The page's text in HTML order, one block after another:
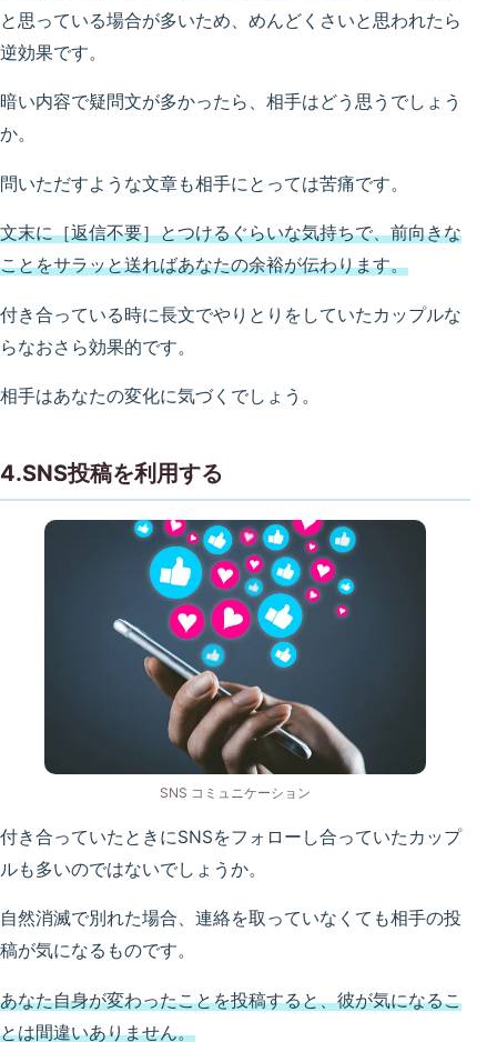
と思っている場合が多いため、めんどくさいと思われたら
逆効果です。
暗い内容で疑問文が多かったら、相手はどう思うでしょう
か。
問いただすような文章も相手にとっては苦痛です。
文末に［返信不要］とつけるぐらいな気持ちで、前向きな
ことをサラッと送ればあなたの余裕が伝わります。
付き合っている時に長文でやりとりをしていたカップルな
らなおさら効果的です。
相手はあなたの変化に気づくでしょう。
4.SNS投稿を利用する
SNS コミュニケーション
付き合っていたときにSNSをフォローし合っていたカップ
ルも多いのではないでしょうか。
自然消滅で別れた場合、連絡を取っていなくても相手の投
稿が気になるものです。
あなた自身が変わったことを投稿すると、彼が気になるこ
とは間違いありません。